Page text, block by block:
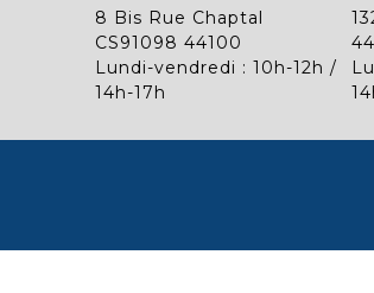
8 Bis Rue Chaptal
CS91098 44100
Lundi-vendredi : 10h-12h /
14h-17h